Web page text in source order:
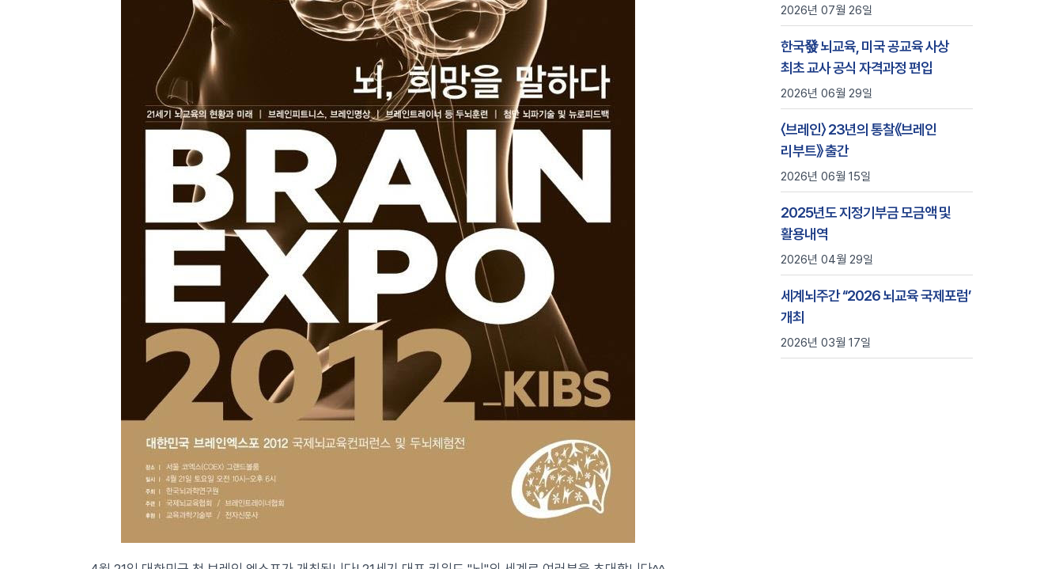
2026년 07월 26일
한국發 뇌교육, 미국 공교육 사상
최초 교사 공식 자격과정 편입
2026년 06월 29일
〈브레인〉 23년의 통찰《브레인
리부트》 출간
2026년 06월 15일
2025년도 지정기부금 모금액 및
활용내역
2026년 04월 29일
세계뇌주간 ‘‘2026 뇌교육 국제포럼’
개최
2026년 03월 17일